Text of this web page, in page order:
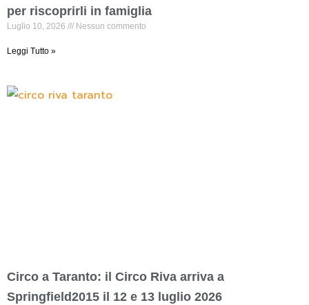
per riscoprirli in famiglia
Luglio 10, 2026 Nessun commento
Leggi Tutto »
Circo a Taranto: il Circo Riva arriva a
Springfield2015 il 12 e 13 luglio 2026